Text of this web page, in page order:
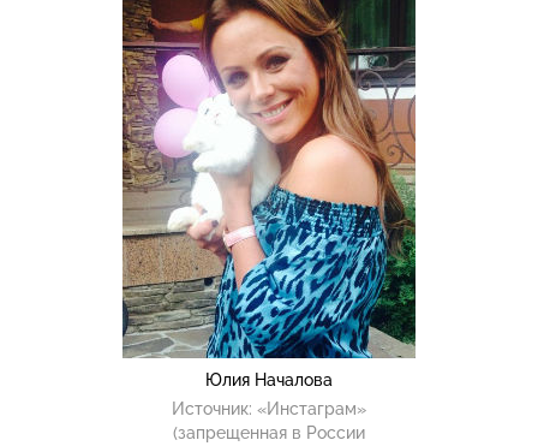
Юлия Началова
Источник: «Инстаграм»
(запрещенная в России